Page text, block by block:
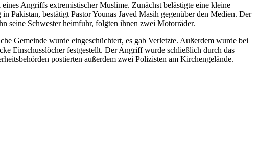
Angriffs extremistischer Muslime. Zunächst belästigte eine kleine
bestätigt Pastor Younas Javed Masih gegenüber den Medien. Der
seine Schwester heimfuhr, folgten ihnen zwei Motorräder.
Gemeinde wurde eingeschüchtert, es gab Verletzte. Außerdem wurde bei
Einschusslöcher festgestellt. Der Angriff wurde schließlich durch das
postierten außerdem zwei Polizisten am Kirchengelände.